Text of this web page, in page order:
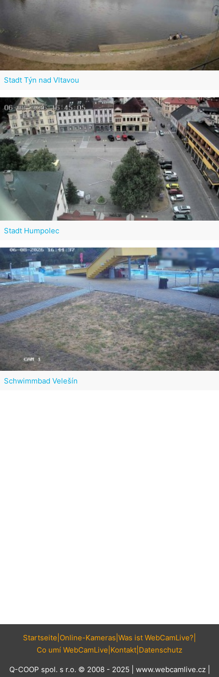
Stadt Týn nad Vltavou
Stadt Humpolec
Schwimmbad Velešín
Startseite Online-Kameras Was ist WebCamLive?
Co umí WebCamLive Kontakt Datenschutz
Q-COOP spol. s r.o. © 2008 - 2025 | www.webcamlive.cz|